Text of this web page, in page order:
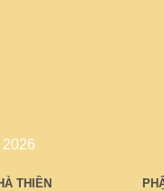
THIỀN